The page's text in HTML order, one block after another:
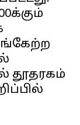
தூதரகம்